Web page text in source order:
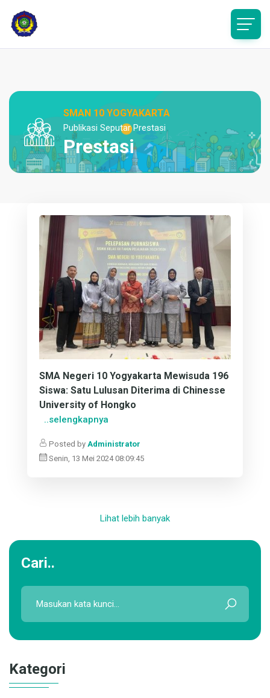
SMAN 10 YOGYAKARTA
Publikasi Seputar Prestasi
Prestasi
SMA Negeri 10 Yogyakarta Mewisuda 196
Siswa: Satu Lulusan Diterima di Chinesse
University of Hongko
..selengkapnya
Posted by Administrator
Senin, 13 Mei 2024 08:09:45
Lihat lebih banyak
Cari..
Kategori